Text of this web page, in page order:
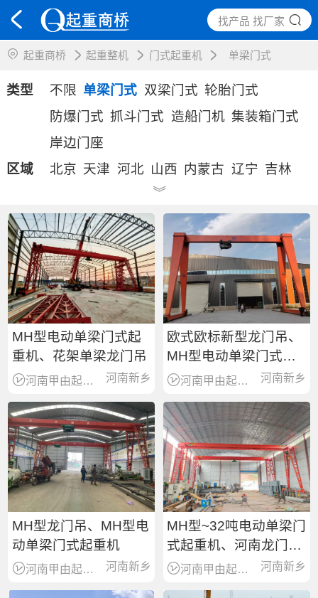
找产品 找厂家
起重商桥 起重整机 门式起重机 单梁门式
类型 不限 单梁门式 双梁门式 轮胎门式
防爆门式 抓斗门式 造船门机 集装箱门式
岸边门座
区域
北京 天津 河北 山西 内蒙古 辽宁 吉林
江苏
山东 河南 湖北 湖南 广东 广西 海南
重庆 四川 贵州 云南 西藏 陕西 甘肃
青海 宁夏 新疆
》
MH型电动单梁门式起
重机、花架单梁龙门吊
河南新乡
河南甲由起重机有限公司
欧式欧标新型龙门吊、
MH型电动单梁门式起
重机
河南新乡
河南甲由起重机有限公司
MH型龙门吊、MH型电
动单梁门式起重机
河南新乡
河南甲由起重机有限公司
MH型~32吨电动单梁门
式起重机、河南龙门吊
厂家报价
河南新乡
河南甲由起重机有限公司